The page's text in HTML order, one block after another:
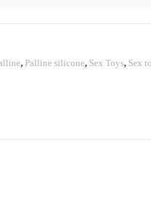
, Palline silicone, Sex Toys, Sex